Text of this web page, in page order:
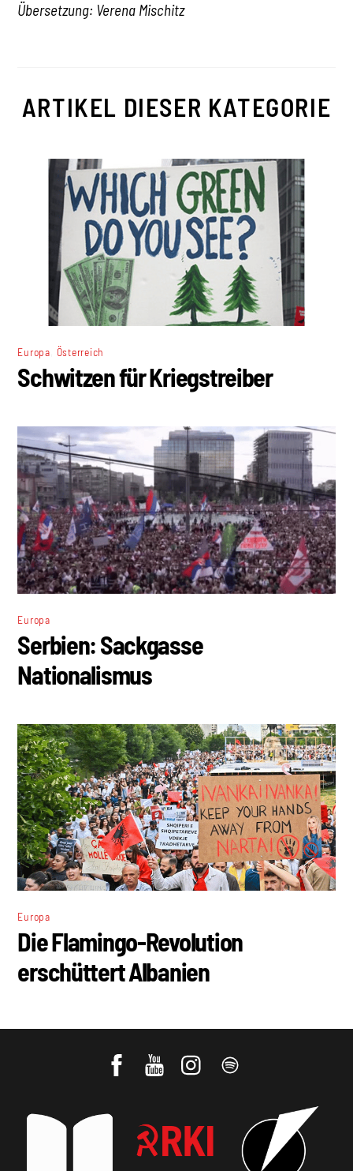
Übersetzung: Verena Mischitz
ARTIKEL DIESER KATEGORIE
Europa Österreich
Schwitzen für Kriegstreiber
Europa
Serbien: Sackgasse
Nationalismus
Europa
Die Flamingo-Revolution
erschüttert Albanien